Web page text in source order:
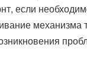
если
механизма